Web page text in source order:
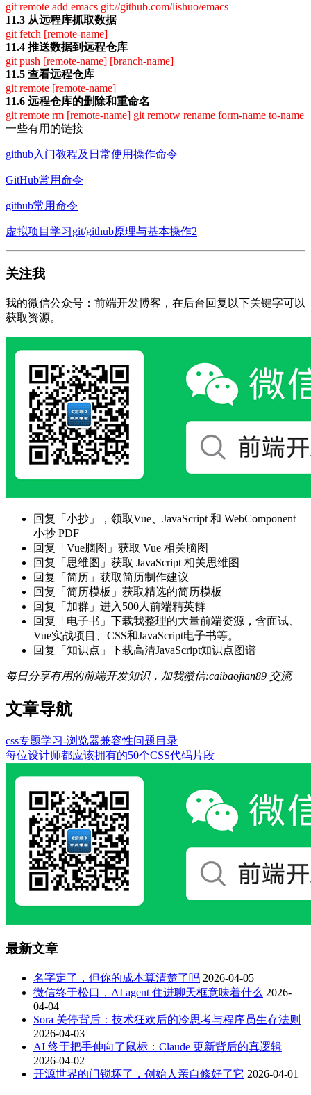
git remote add emacs git://github.com/lishuo/emacs
11.3 从远程库抓取数据
git fetch [remote-name]
11.4 推送数据到远程仓库
git push [remote-name] [branch-name]
11.5 查看远程仓库
git remote [remote-name]
11.6 远程仓库的删除和重命名
git remote rm [remote-name] git remotw rename form-name to-name
一些有用的链接
github入门教程及日常使用操作命令
GitHub常用命令
github常用命令
虚拟项目学习git/github原理与基本操作2
关注我
我的微信公众号：前端开发博客，在后台回复以下关键字可以
获取资源。
回复「小抄」，领取Vue、JavaScript 和 WebComponent
小抄 PDF
回复「Vue脑图」获取 Vue 相关脑图
回复「思维图」获取 JavaScript 相关思维图
回复「简历」获取简历制作建议
回复「简历模板」获取精选的简历模板
回复「加群」进入500人前端精英群
回复「电子书」下载我整理的大量前端资源，含面试、
Vue实战项目、CSS和JavaScript电子书等。
回复「知识点」下载高清JavaScript知识点图谱
每日分享有用的前端开发知识，加我微信:caibaojian89 交流
文章导航
css专题学习-浏览器兼容性问题目录
每位设计师都应该拥有的50个CSS代码片段
最新文章
名字定了，但你的成本算清楚了吗 2026-04-05
微信终于松口，AI agent 住进聊天框意味着什么 2026-
04-04
Sora 关停背后：技术狂欢后的冷思考与程序员生存法则
2026-04-03
AI 终于把手伸向了鼠标：Claude 更新背后的真逻辑
2026-04-02
开源世界的门锁坏了，创始人亲自修好了它 2026-04-01